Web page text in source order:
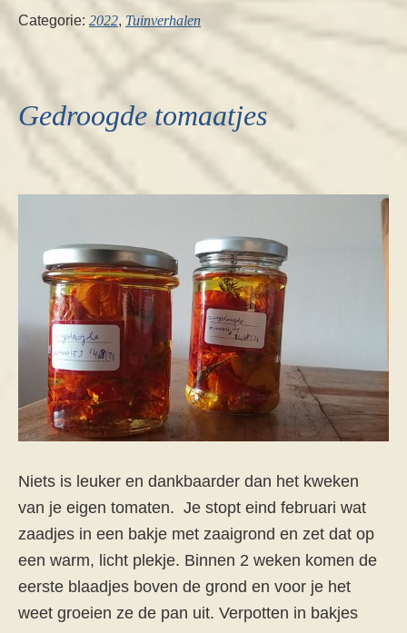
Categorie: 2022, Tuinverhalen
Gedroogde tomaatjes
Niets is leuker en dankbaarder dan het kweken
van je eigen tomaten. Je stopt eind februari wat
zaadjes in een bakje met zaaigrond en zet dat op
een warm, licht plekje. Binnen 2 weken komen de
eerste blaadjes boven de grond en voor je het
weet groeien ze de pan uit. Verpotten in bakjes